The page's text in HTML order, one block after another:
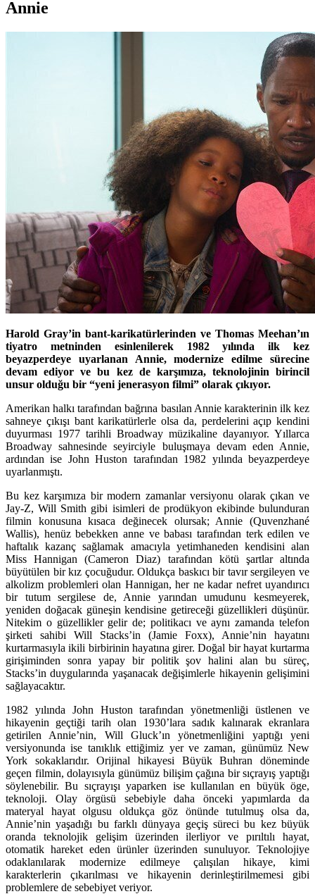
Annie
Harold Gray’in bant-karikatürlerinden ve Thomas Meehan’ın
tiyatro metninden esinlenilerek 1982 yılında ilk kez
beyazperdeye uyarlanan Annie, modernize edilme sürecine
devam ediyor ve bu kez de karşımıza, teknolojinin birincil
unsur olduğu bir “yeni jenerasyon filmi” olarak çıkıyor.
Amerikan halkı tarafından bağrına basılan Annie karakterinin ilk kez
sahneye çıkışı bant karikatürlerle olsa da, perdelerini açıp kendini
duyurması 1977 tarihli Broadway müzikaline dayanıyor. Yıllarca
Broadway sahnesinde seyirciyle buluşmaya devam eden Annie,
ardından ise John Huston tarafından 1982 yılında beyazperdeye
uyarlanmıştı.
Bu kez karşımıza bir modern zamanlar versiyonu olarak çıkan ve
Jay-Z, Will Smith gibi isimleri de prodükyon ekibinde bulunduran
filmin konusuna kısaca değinecek olursak; Annie (Quvenzhané
Wallis), henüz bebekken anne ve babası tarafından terk edilen ve
haftalık kazanç sağlamak amacıyla yetimhaneden kendisini alan
Miss Hannigan (Cameron Diaz) tarafından kötü şartlar altında
büyütülen bir kız çocuğudur. Oldukça baskıcı bir tavır sergileyen ve
alkolizm problemleri olan Hannigan, her ne kadar nefret uyandırıcı
bir tutum sergilese de, Annie yarından umudunu kesmeyerek,
yeniden doğacak güneşin kendisine getireceği güzellikleri düşünür.
Nitekim o güzellikler gelir de; politikacı ve aynı zamanda telefon
şirketi sahibi Will Stacks’in (Jamie Foxx), Annie’nin hayatını
kurtarmasıyla ikili birbirinin hayatına girer. Doğal bir hayat kurtarma
girişiminden sonra yapay bir politik şov halini alan bu süreç,
Stacks’in duygularında yaşanacak değişimlerle hikayenin gelişimini
sağlayacaktır.
1982 yılında John Huston tarafından yönetmenliği üstlenen ve
hikayenin geçtiği tarih olan 1930’lara sadık kalınarak ekranlara
getirilen Annie’nin, Will Gluck’ın yönetmenliğini yaptığı yeni
versiyonunda ise tanıklık ettiğimiz yer ve zaman, günümüz New
York sokaklarıdır. Orijinal hikayesi Büyük Buhran döneminde
geçen filmin, dolayısıyla günümüz bilişim çağına bir sıçrayış yaptığı
söylenebilir. Bu sıçrayışı yaparken ise kullanılan en büyük öge,
teknoloji. Olay örgüsü sebebiyle daha önceki yapımlarda da
materyal hayat olgusu oldukça göz önünde tutulmuş olsa da,
Annie’nin yaşadığı bu farklı dünyaya geçiş süreci bu kez büyük
oranda teknolojik gelişim üzerinden ilerliyor ve pırıltılı hayat,
otomatik hareket eden ürünler üzerinden sunuluyor. Teknolojiye
odaklanılarak modernize edilmeye çalışılan hikaye, kimi
karakterlerin çıkarılması ve hikayenin derinleştirilmemesi gibi
problemlere de sebebiyet veriyor.